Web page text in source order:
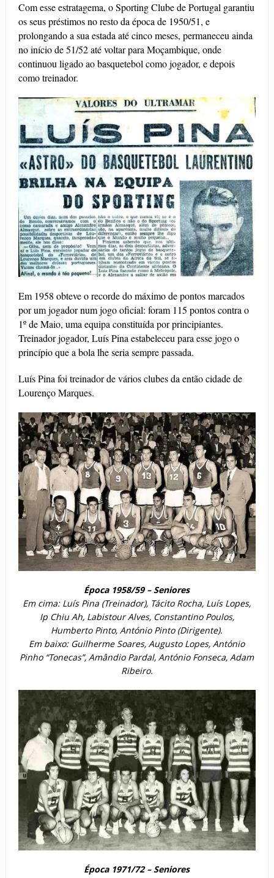
Com esse estratagema, o Sporting Clube de Portugal garantiu
os seus préstimos no resto da época de 1950/51, e
prolongando a sua estada até cinco meses, permaneceu ainda
no início de 51/52 até voltar para Moçambique, onde
continuou ligado ao basquetebol como jogador, e depois
como treinador.
Em 1958 obteve o recorde do máximo de pontos marcados
por um jogador num jogo oficial: foram 115 pontos contra o
1º de Maio, uma equipa constituída por principiantes.
Treinador jogador, Luís Pina estabeleceu para esse jogo o
princípio que a bola lhe seria sempre passada.
Luís Pina foi treinador de vários clubes da então cidade de
Lourenço Marques.
Época 1958/59 – Seniores
Em cima: Luís Pina (Treinador), Tácito Rocha, Luís Lopes,
Ip Chiu Ah, Labistour Alves, Constantino Poulos,
Humberto Pinto, António Pinto (Dirigente).
Em baixo: Guilherme Soares, Augusto Lopes, António
Pinho “Tonecas”, Amândio Pardal, António Fonseca, Adam
Ribeiro.
Época 1971/72 – Seniores